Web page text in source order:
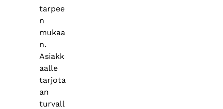
tarpee
n
mukaa
n.
Asiakk
aalle
tarjota
an
turvall